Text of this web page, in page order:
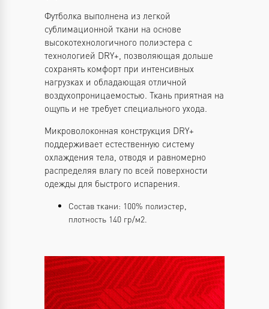
Футболка выполнена из легкой
сублимационной ткани на основе
высокотехнологичного полиэстера с
технологией DRY+, позволяющая дольше
сохранять комфорт при интенсивных
нагрузках и обладающая отличной
воздухопроницаемостью. Ткань приятная на
ощупь и не требует специального ухода.
Микроволоконная конструкция DRY+
поддерживает естественную систему
охлаждения тела, отводя и равномерно
распределяя влагу по всей поверхности
одежды для быстрого испарения.
Состав ткани: 100% полиэстер,
плотность 140 гр/м2.